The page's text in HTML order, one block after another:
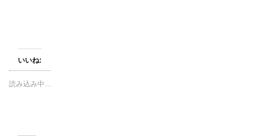
いいね:
読み込み中…